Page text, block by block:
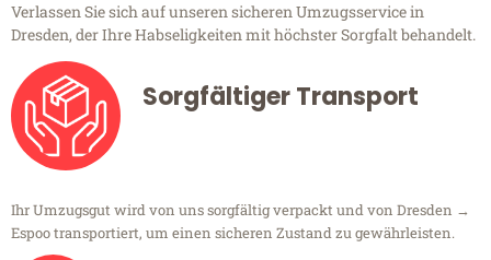
Verlassen Sie sich auf unseren sicheren Umzugsservice in
Dresden, der Ihre Habseligkeiten mit höchster Sorgfalt behandelt.
Sorgfältiger Transport
Ihr Umzugsgut wird von uns sorgfältig verpackt und von Dresden →
Espoo transportiert, um einen sicheren Zustand zu gewährleisten.